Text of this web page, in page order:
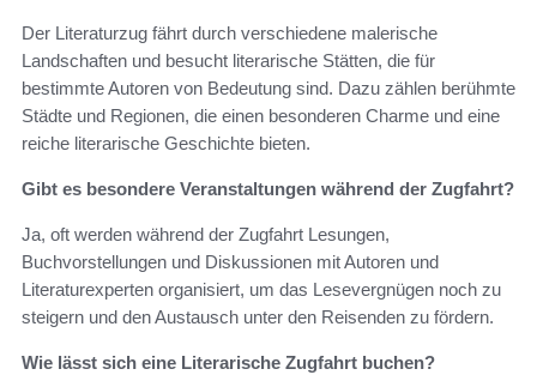
Der Literaturzug fährt durch verschiedene malerische
Landschaften und besucht literarische Stätten, die für
bestimmte Autoren von Bedeutung sind. Dazu zählen berühmte
Städte und Regionen, die einen besonderen Charme und eine
reiche literarische Geschichte bieten.
Gibt es besondere Veranstaltungen während der Zugfahrt?
Ja, oft werden während der Zugfahrt Lesungen,
Buchvorstellungen und Diskussionen mit Autoren und
Literaturexperten organisiert, um das Lesevergnügen noch zu
steigern und den Austausch unter den Reisenden zu fördern.
Wie lässt sich eine Literarische Zugfahrt buchen?